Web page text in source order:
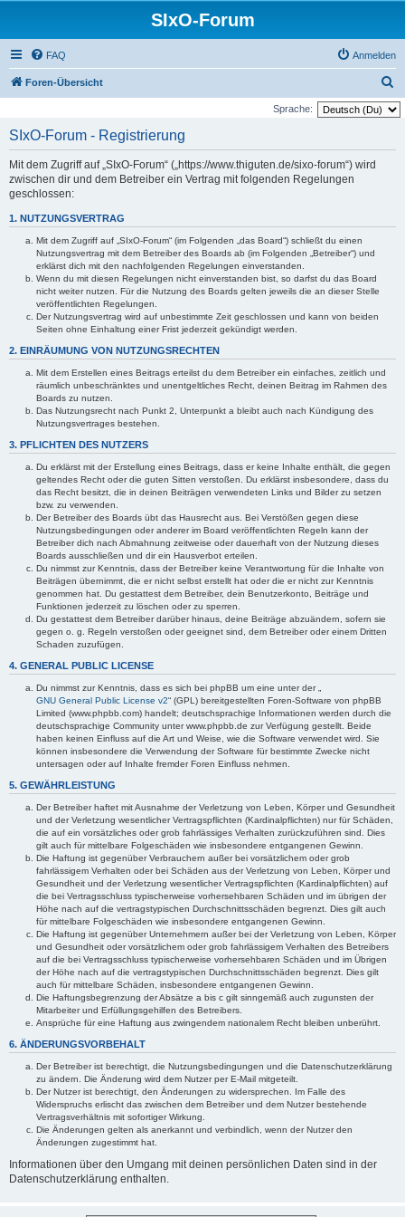
SIxO-Forum
FAQ Anmelden
Foren-Übersicht
u
Sprache:
SIxO-Forum - Registrierung
Mit dem Zugriff auf „SIxO-Forum“ („https://www.thiguten.de/sixo-forum“) wird
zwischen dir und dem Betreiber ein Vertrag mit folgenden Regelungen
geschlossen:
1. NUTZUNGSVERTRAG
Mit dem Zugriff auf „SIxO-Forum“ (im Folgenden „das Board“) schließt du einen
Nutzungsvertrag mit dem Betreiber des Boards ab (im Folgenden „Betreiber“) und
erklärst dich mit den nachfolgenden Regelungen einverstanden.
Wenn du mit diesen Regelungen nicht einverstanden bist, so darfst du das Board
nicht weiter nutzen. Für die Nutzung des Boards gelten jeweils die an dieser Stelle
veröffentlichten Regelungen.
Der Nutzungsvertrag wird auf unbestimmte Zeit geschlossen und kann von beiden
Seiten ohne Einhaltung einer Frist jederzeit gekündigt werden.
2. EINRÄUMUNG VON NUTZUNGSRECHTEN
Mit dem Erstellen eines Beitrags erteilst du dem Betreiber ein einfaches, zeitlich und
räumlich unbeschränktes und unentgeltliches Recht, deinen Beitrag im Rahmen des
Boards zu nutzen.
Das Nutzungsrecht nach Punkt 2, Unterpunkt a bleibt auch nach Kündigung des
Nutzungsvertrages bestehen.
3. PFLICHTEN DES NUTZERS
Du erklärst mit der Erstellung eines Beitrags, dass er keine Inhalte enthält, die gegen
geltendes Recht oder die guten Sitten verstoßen. Du erklärst insbesondere, dass du
das Recht besitzt, die in deinen Beiträgen verwendeten Links und Bilder zu setzen
bzw. zu verwenden.
Der Betreiber des Boards übt das Hausrecht aus. Bei Verstößen gegen diese
Nutzungsbedingungen oder anderer im Board veröffentlichten Regeln kann der
Betreiber dich nach Abmahnung zeitweise oder dauerhaft von der Nutzung dieses
Boards ausschließen und dir ein Hausverbot erteilen.
Du nimmst zur Kenntnis, dass der Betreiber keine Verantwortung für die Inhalte von
Beiträgen übernimmt, die er nicht selbst erstellt hat oder die er nicht zur Kenntnis
genommen hat. Du gestattest dem Betreiber, dein Benutzerkonto, Beiträge und
Funktionen jederzeit zu löschen oder zu sperren.
Du gestattest dem Betreiber darüber hinaus, deine Beiträge abzuändern, sofern sie
gegen o. g. Regeln verstoßen oder geeignet sind, dem Betreiber oder einem Dritten
Schaden zuzufügen.
4. GENERAL PUBLIC LICENSE
Du nimmst zur Kenntnis, dass es sich bei phpBB um eine unter der „
GNU General Public License v2“ (GPL) bereitgestellten Foren-Software von phpBB
Limited (www.phpbb.com) handelt; deutschsprachige Informationen werden durch die
deutschsprachige Community unter www.phpbb.de zur Verfügung gestellt. Beide
haben keinen Einfluss auf die Art und Weise, wie die Software verwendet wird. Sie
können insbesondere die Verwendung der Software für bestimmte Zwecke nicht
untersagen oder auf Inhalte fremder Foren Einfluss nehmen.
5. GEWÄHRLEISTUNG
Der Betreiber haftet mit Ausnahme der Verletzung von Leben, Körper und Gesundheit
und der Verletzung wesentlicher Vertragspflichten (Kardinalpflichten) nur für Schäden,
die auf ein vorsätzliches oder grob fahrlässiges Verhalten zurückzuführen sind. Dies
gilt auch für mittelbare Folgeschäden wie insbesondere entgangenen Gewinn.
Die Haftung ist gegenüber Verbrauchern außer bei vorsätzlichem oder grob
fahrlässigem Verhalten oder bei Schäden aus der Verletzung von Leben, Körper und
Gesundheit und der Verletzung wesentlicher Vertragspflichten (Kardinalpflichten) auf
die bei Vertragsschluss typischerweise vorhersehbaren Schäden und im übrigen der
Höhe nach auf die vertragstypischen Durchschnittsschäden begrenzt. Dies gilt auch
für mittelbare Folgeschäden wie insbesondere entgangenen Gewinn.
Die Haftung ist gegenüber Unternehmern außer bei der Verletzung von Leben, Körper
und Gesundheit oder vorsätzlichem oder grob fahrlässigem Verhalten des Betreibers
auf die bei Vertragsschluss typischerweise vorhersehbaren Schäden und im Übrigen
der Höhe nach auf die vertragstypischen Durchschnittsschäden begrenzt. Dies gilt
auch für mittelbare Schäden, insbesondere entgangenen Gewinn.
Die Haftungsbegrenzung der Absätze a bis c gilt sinngemäß auch zugunsten der
Mitarbeiter und Erfüllungsgehilfen des Betreibers.
Ansprüche für eine Haftung aus zwingendem nationalem Recht bleiben unberührt.
6. ÄNDERUNGSVORBEHALT
Der Betreiber ist berechtigt, die Nutzungsbedingungen und die Datenschutzerklärung
zu ändern. Die Änderung wird dem Nutzer per E-Mail mitgeteilt.
Der Nutzer ist berechtigt, den Änderungen zu widersprechen. Im Falle des
Widerspruchs erlischt das zwischen dem Betreiber und dem Nutzer bestehende
Vertragsverhältnis mit sofortiger Wirkung.
Die Änderungen gelten als anerkannt und verbindlich, wenn der Nutzer den
Änderungen zugestimmt hat.
Informationen über den Umgang mit deinen persönlichen Daten sind in der
Datenschutzerklärung enthalten.